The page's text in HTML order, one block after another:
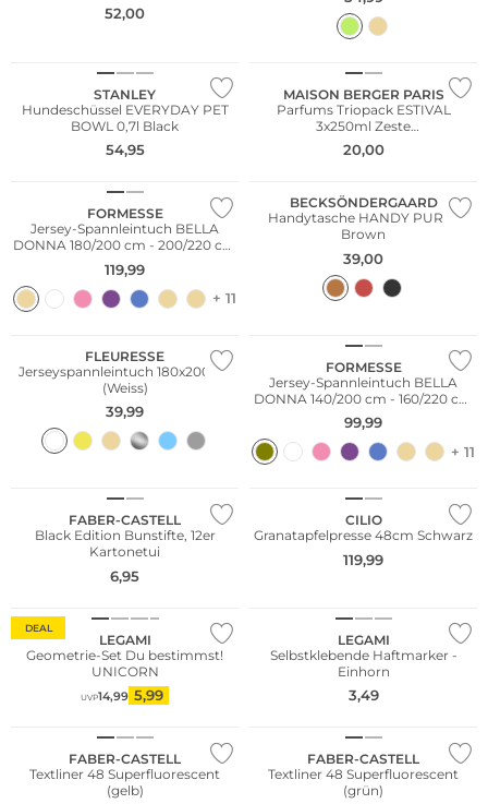
52,00
STANLEY
Hundeschüssel EVERYDAY PET
BOWL 0,7l Black
54,95
MAISON BERGER PARIS
Parfums Triopack ESTIVAL
3x250ml Zeste
Verveine/Pamplemousse
20,00
FORMESSE
Jersey-Spannleintuch BELLA
DONNA 180/200 cm - 200/220 cm
Wollweiss
119,99
+ 11
BECKSÖNDERGAARD
Handytasche HANDY PURSE
Brown
39,00
WE ♡ AUSTRIA
FLEURESSE
Jerseyspannleintuch 180x200cm
(Weiss)
39,99
FORMESSE
Jersey-Spannleintuch BELLA
DONNA 140/200 cm - 160/220 cm
Olive
99,99
+ 11
FABER-CASTELL
Black Edition Bunstifte, 12er
Kartonetui
6,95
CILIO
Granatapfelpresse 48cm Schwarz
119,99
DEAL
LEGAMI
Geometrie-Set Du bestimmst!
UNICORN
UVP14,99 5,99
LEGAMI
Selbstklebende Haftmarker -
Einhorn
3,49
FABER-CASTELL
Textliner 48 Superfluorescent
(gelb)
FABER-CASTELL
Textliner 48 Superfluorescent
(grün)